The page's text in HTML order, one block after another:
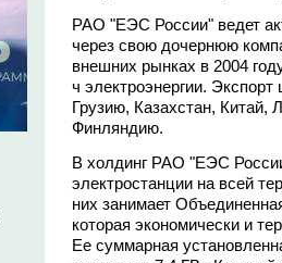
РАО "ЕЭС России" ведет
через свою дочернюю
внешних рынках в 2004
ч электроэнергии.
Грузию, Казахстан, Китай,
Финляндию.
В холдинг РАО "ЕЭС
электростанции на всей
них занимает
которая экономически и
Ее суммарная